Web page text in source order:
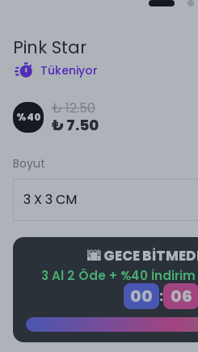
Pink Star
Tükeniyor
%40 ₺ 12.50
₺ 7.50
Boyut
🌆 GECE
3 Al 2 Öde + %40
00 : 06